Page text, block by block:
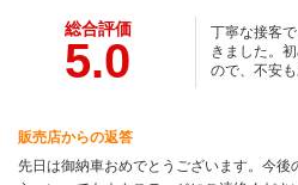
総合評価
5.0
丁寧な接客
きました。
ので、不安も
販売店からの返答
先日は御納車おめでとうございます。今後